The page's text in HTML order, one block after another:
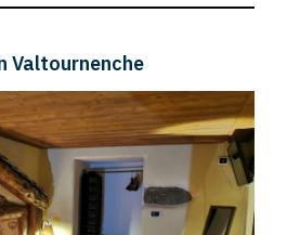
Valtournenche